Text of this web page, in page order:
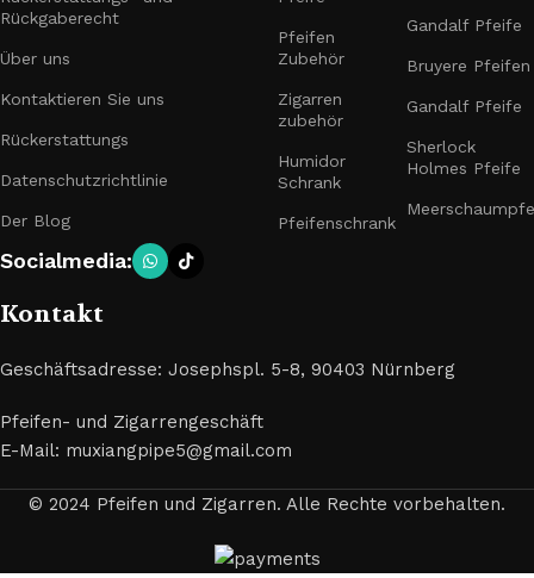
Rückgaberecht
Über uns
Kontaktieren Sie uns
Rückerstattungs
Datenschutzrichtlinie
Der Blog
Pfeifen
Zubehör
Zigarren
zubehör
Humidor
Schrank
Pfeifenschrank
Gandalf Pfeife
Bruyere Pfeifen
Gandalf Pfeife
Sherlock
Holmes Pfeife
Socialmedia:
Kontakt
Geschäftsadresse: Josephspl. 5-8, 90403 Nürnberg
Pfeifen- und Zigarrengeschäft
E-Mail: muxiangpipe5@gmail.com
© 2024 Pfeifen und Zigarren. Alle Rechte vorbehalten.